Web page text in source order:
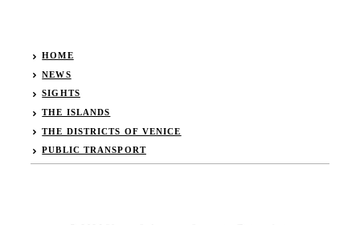
HOME
NEWS
SIGHTS
THE ISLANDS
THE DISTRICTS OF VENICE
PUBLIC TRANSPORT